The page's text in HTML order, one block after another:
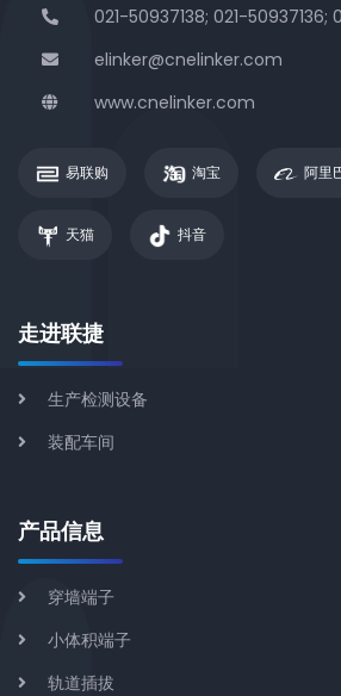
021-50937138; 021-50937136;
elinker@cnelinker.com
www.cnelinker.com
易联购 淘宝 阿里
天猫 抖音
走进联捷
生产检测设备
装配车间
产品信息
穿墙端子
小体积端子
轨道插拔